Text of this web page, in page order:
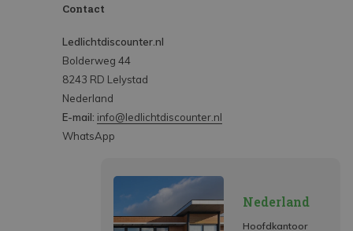
Contact
Ledlichtdiscounter.nl
Bolderweg 44
8243 RD Lelystad
Nederland
E-mail: info@ledlichtdiscounter.nl
WhatsApp
Nederland
Hoofdkantoor